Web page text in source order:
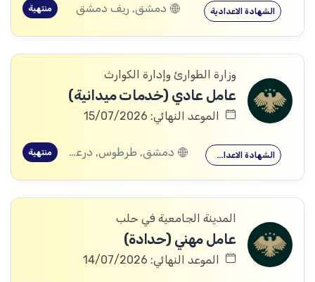
الشهادة الاعدادية دمشق, ريف دمشق منتهية
وزارة الطوارئ وإدارة الكوارث
عامل عادي (خدمات ميدانية)
الموعد النهائي: 15/07/2026
الشهادة الاعدادية دمشق, طرطوس, درعا, الرقة منتهية
المدينة الجامعية في حلب
عامل مهني (حدادة)
الموعد النهائي: 14/07/2026